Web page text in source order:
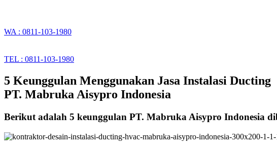
WA : 0811-103-1980
TEL : 0811-103-1980
5 Keunggulan Menggunakan Jasa Instalasi Ducting
PT. Mabruka Aisypro Indonesia
Berikut adalah 5 keunggulan PT. Mabruka Aisypro Indonesia